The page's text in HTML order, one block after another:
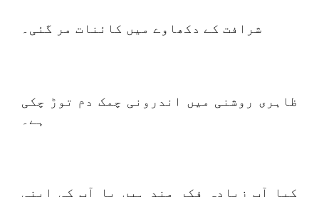
شرافت کے دکھاوے میں کائنات مر گئی۔
ظاہری روشنی میں اندرونی چمک دم توڑ چکی
ہے۔
کیا آپ زیادہ فکر مند ہیں یا آپ کی اپنی